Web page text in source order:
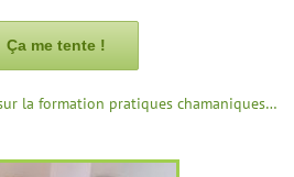
Ça me tente !
la formation pratiques chamaniques…